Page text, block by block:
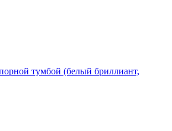
тумбой (белый бриллиант,